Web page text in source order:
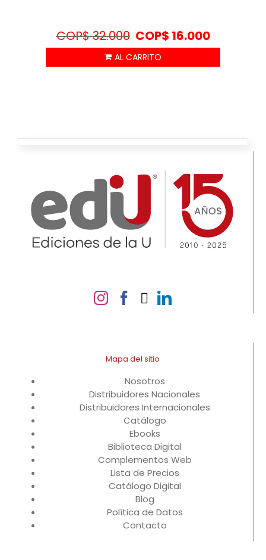
COP$32.000 COP$ 16.000
Mapa del sitio
Nosotros
Distribuidores Nacionales
Distribuidores Internacionales
Catálogo
Ebooks
Biblioteca Digital
Complementos Web
Lista de Precios
Catálogo Digital
Blog
Política de Datos
Contacto